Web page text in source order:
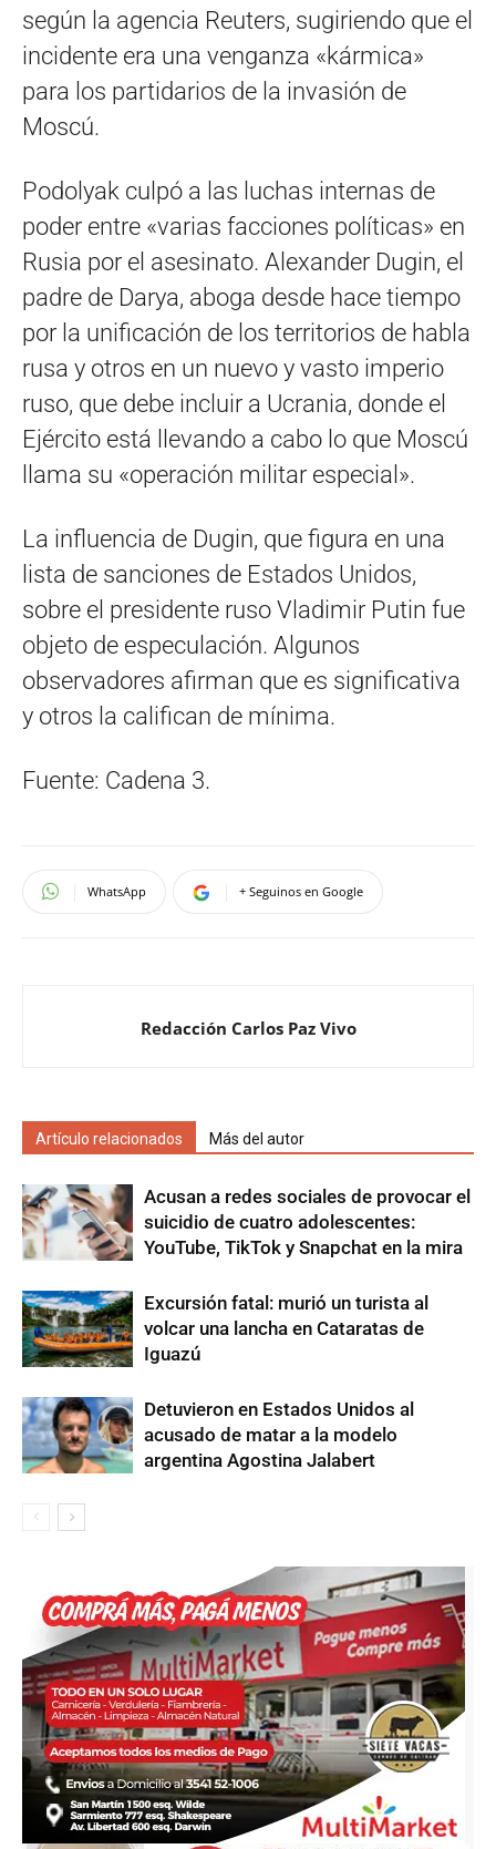
según la agencia Reuters, sugiriendo que el
incidente era una venganza «kármica»
para los partidarios de la invasión de
Moscú.
Podolyak culpó a las luchas internas de
poder entre «varias facciones políticas» en
Rusia por el asesinato. Alexander Dugin, el
padre de Darya, aboga desde hace tiempo
por la unificación de los territorios de habla
rusa y otros en un nuevo y vasto imperio
ruso, que debe incluir a Ucrania, donde el
Ejército está llevando a cabo lo que Moscú
llama su «operación militar especial».
La influencia de Dugin, que figura en una
lista de sanciones de Estados Unidos,
sobre el presidente ruso Vladimir Putin fue
objeto de especulación. Algunos
observadores afirman que es significativa
y otros la califican de mínima.
Fuente: Cadena 3.
WhatsApp + Seguinos en Google
Redacción Carlos Paz Vivo
Artículo relacionados Más del autor
Acusan a redes sociales de provocar el
suicidio de cuatro adolescentes:
YouTube, TikTok y Snapchat en la mira
Excursión fatal: murió un turista al
volcar una lancha en Cataratas de
Iguazú
Detuvieron en Estados Unidos al
acusado de matar a la modelo
argentina Agostina Jalabert